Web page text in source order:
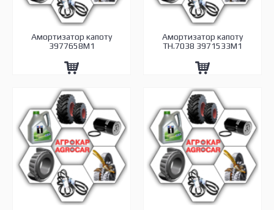
Амортизатор капоту
3977658M1
Амортизатор капоту
TH.7038 3971533M1